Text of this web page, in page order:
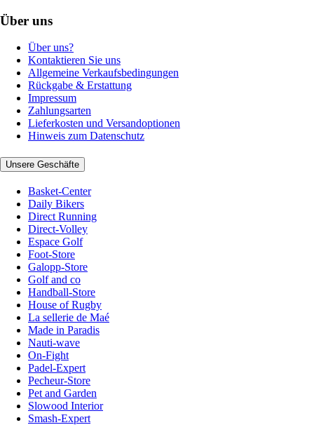
Über uns
Über uns?
Kontaktieren Sie uns
Allgemeine Verkaufsbedingungen
Rückgabe & Erstattung
Impressum
Zahlungsarten
Lieferkosten und Versandoptionen
Hinweis zum Datenschutz
Unsere Geschäfte
Basket-Center
Daily Bikers
Direct Running
Direct-Volley
Espace Golf
Foot-Store
Galopp-Store
Golf and co
Handball-Store
House of Rugby
La sellerie de Maé
Made in Paradis
Nauti-wave
On-Fight
Padel-Expert
Pecheur-Store
Pet and Garden
Slowood Interior
Smash-Expert